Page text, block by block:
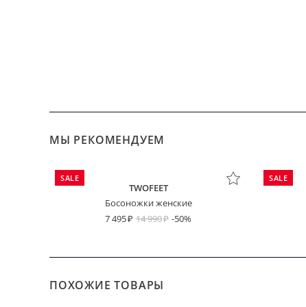
МЫ РЕКОМЕНДУЕМ
SALE
TWOFEET
Босоножки женские
7 495
14 990 -50%
SALE
ПОХОЖИЕ ТОВАРЫ